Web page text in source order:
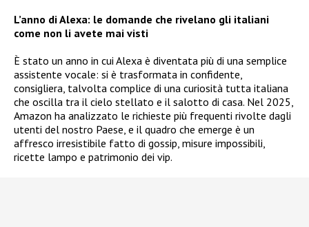
L’anno di Alexa: le domande che rivelano gli italiani
come non li avete mai visti
È stato un anno in cui Alexa è diventata più di una semplice
assistente vocale: si è trasformata in confidente,
consigliera, talvolta complice di una curiosità tutta italiana
che oscilla tra il cielo stellato e il salotto di casa. Nel 2025,
Amazon ha analizzato le richieste più frequenti rivolte dagli
utenti del nostro Paese, e il quadro che emerge è un
affresco irresistibile fatto di gossip, misure impossibili,
ricette lampo e patrimonio dei vip.